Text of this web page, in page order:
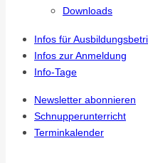
Downloads
Infos für
Infos zur Anmeldung
Info-Tage
Newsletter abonnieren
Schnupperunterricht
Terminkalender